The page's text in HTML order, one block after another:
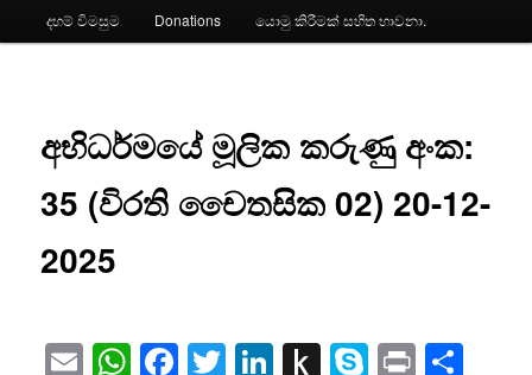
දහම් විමසුම Donations යොමු කිරීමක් සහිත භාවනා.
අභිධර්මයේ මූලික කරුණු අංක:
35 (විරති චෛතසික 02) 20-12-
2025
EmailWhatsApp
Facebook
Twitter
LinkedIn
PushSkype
Print